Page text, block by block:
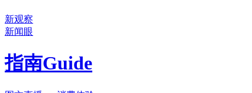
新观察
新闻眼
指南Guide